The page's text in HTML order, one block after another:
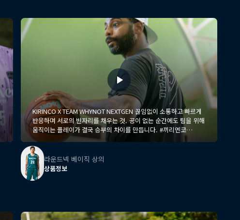
KIRINCO X TEAM WHYNOT NEXTGEN 끊임없이 소통하고 빠르게
반응하며 서로의 빈자리를 채우는 것. 공이 없는 순간에도 팀을 위해
움직이는 플레이가 결국 승부의 차이를 만듭니다. #끼리엔코
#KIRINCO #Basketball #Communication #Teamwork
#TeamDefense #BasketballTraining #TeamWhyNotNextGen
라운드넥 베이직 상의
상품정보